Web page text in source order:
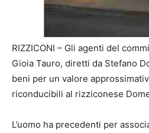
RIZZICONI – Gli agenti del
Gioia Tauro, diretti da Stefano
beni per un valore
riconducibili al rizziconese
L’uomo ha precedenti per